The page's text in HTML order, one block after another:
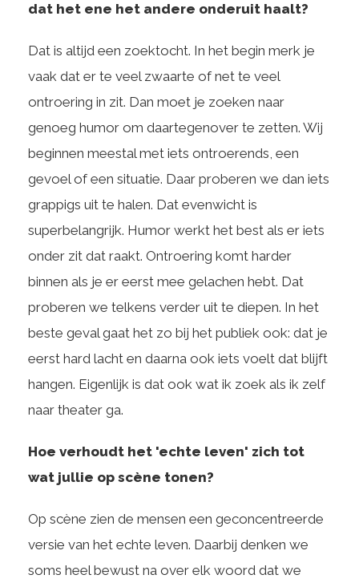
dat het ene het andere onderuit haalt?
Dat is altijd een zoektocht. In het begin merk je
vaak dat er te veel zwaarte of net te veel
ontroering in zit. Dan moet je zoeken naar
genoeg humor om daartegenover te zetten. Wij
beginnen meestal met iets ontroerends, een
gevoel of een situatie. Daar proberen we dan iets
grappigs uit te halen. Dat evenwicht is
superbelangrijk. Humor werkt het best als er iets
onder zit dat raakt. Ontroering komt harder
binnen als je er eerst mee gelachen hebt. Dat
proberen we telkens verder uit te diepen. In het
beste geval gaat het zo bij het publiek ook: dat je
eerst hard lacht en daarna ook iets voelt dat blijft
hangen. Eigenlijk is dat ook wat ik zoek als ik zelf
naar theater ga.
Hoe verhoudt het 'echte leven' zich tot
wat jullie op scène tonen?
Op scène zien de mensen een geconcentreerde
versie van het echte leven. Daarbij denken we
soms heel bewust na over elk woord dat we